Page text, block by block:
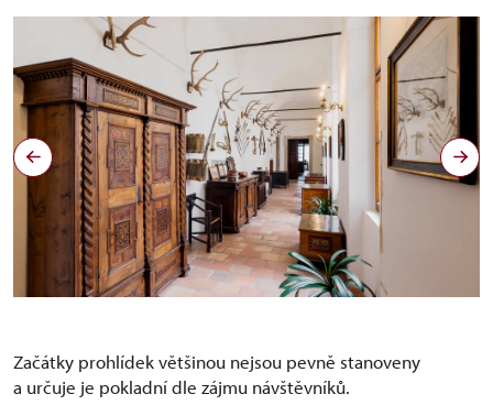
Začátky prohlídek většinou nejsou pevně stanoveny
a určuje je pokladní dle zájmu návštěvníků.